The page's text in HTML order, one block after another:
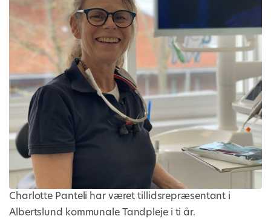
Charlotte Panteli har været tillidsrepræsentant i
Albertslund kommunale Tandpleje i ti år.